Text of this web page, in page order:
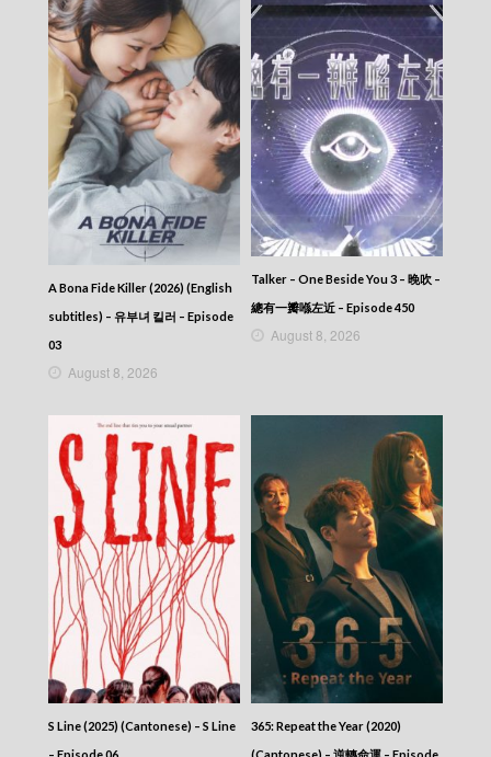
News At 7:30 – 七點半新聞報道 – 2025-08-13
News At 7:30 – 七點半新聞報道 – 2025-08-12
News At 7:30 – 七點半新聞報道 – 2025-08-11
News At 7:30 – 七點半新聞報道 – 2025-08-10
News At 7:30 – 七點半新聞報道 – 2025-08-09
News At 7:30 – 七點半新聞報道 – 2025-08-08
News At 7:30 – 七點半新聞報道 – 2025-08-07
News At 7:30 – 七點半新聞報道 – 2025-08-06
News At 7:30 – 七點半新聞報道 – 2025-08-05
News At 7:30 – 七點半新聞報道 – 2025-08-04
News At 7:30 – 七點半新聞報道 – 2025-08-03
News At 7:30 – 七點半新聞報道 – 2025-08-02
News At 7:30 – 七點半新聞報道 – 2025-08-01
News At 7:30 – 七點半新聞報道 – 2025-07-31
News At 7:30 – 七點半新聞報道 – 2025-07-30
News At 7:30 – 七點半新聞報道 – 2025-07-29
News At 7:30 – 七點半新聞報道 – 2025-07-27
News At 7:30 – 七點半新聞報道 – 2025-07-25
News At 7:30 – 七點半新聞報道 – 2025-07-24
News At 7:30 – 七點半新聞報道 – 2025-07-23
News At 7:30 – 七點半新聞報道 – 2025-07-22
News At 7:30 – 七點半新聞報道 – 2025-07-21
News At 7:30 – 七點半新聞報道 – 2025-07-19
News At 7:30 – 七點半新聞報道 – 2025-07-18
News At 7:30 – 七點半新聞報道 – 2025-07-17
News At 7:30 – 七點半新聞報道 – 2025-07-16
News At 7:30 – 七點半新聞報道 – 2025-07-15
News At 7:30 – 七點半新聞報道 – 2025-07-14
News At 7:30 – 七點半新聞報道 – 2025-07-13
News At 7:30 – 七點半新聞報道 – 2025-07-12
News At 7:30 – 七點半新聞報道 – 2025-07-10
A Bona Fide Killer (2026) (English
subtitles) – 유부녀 킬러 – Episode
03
August 8, 2026
Talker – One Beside You 3 – 晚吹 –
總有一瓣喺左近 – Episode 450
August 8, 2026
S Line (2025) (Cantonese) – S Line
– Episode 06
365: Repeat the Year (2020)
(Cantonese) – 逆轉命運 – Episode